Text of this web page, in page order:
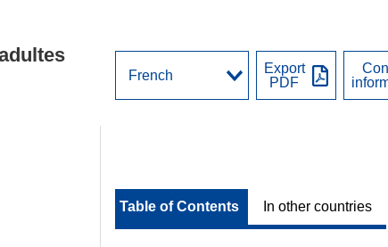
Export
PDF
Table of Contents In other countries